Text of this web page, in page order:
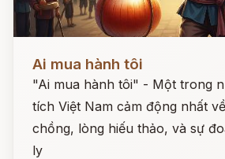
Ai mua hành tôi
"Ai mua hành tôi" - Một trong
tích Việt Nam cảm động nhất
chồng, lòng hiếu thảo, và sự
ly